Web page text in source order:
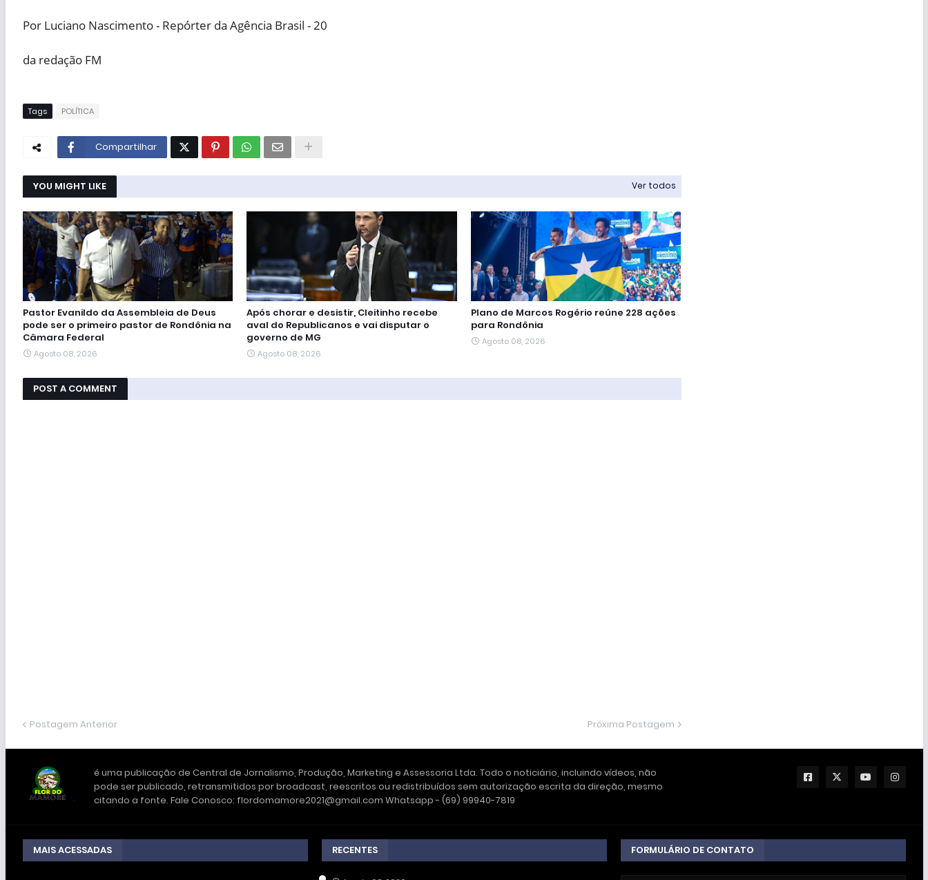
Por Luciano Nascimento - Repórter da Agência Brasil - 20
da redação FM
Tags POLÍTICA
Compartilhar
YOU MIGHT LIKE Ver todos
Pastor Evanildo da Assembleia de Deus
pode ser o primeiro pastor de Rondônia na
Câmara Federal
Agosto 08, 2026
Após chorar e desistir, Cleitinho recebe
aval do Republicanos e vai disputar o
governo de MG
Agosto 08, 2026
Plano de Marcos Rogério reúne 228 ações
para Rondônia
Agosto 08, 2026
POST A COMMENT
Postagem Anterior Próxima Postagem
é uma publicação de Central de Jornalismo, Produção, Marketing e Assessoria Ltda. Todo o noticiário, incluindo vídeos, não
pode ser publicado, retransmitidos por broadcast, reescritos ou redistribuídos sem autorização escrita da direção, mesmo
citando a fonte. Fale Conosco: flordomamore2021@gmail.com Whatsapp - (69) 99940-7819
MAIS ACESSADAS RECENTES FORMULÁRIO DE CONTATO